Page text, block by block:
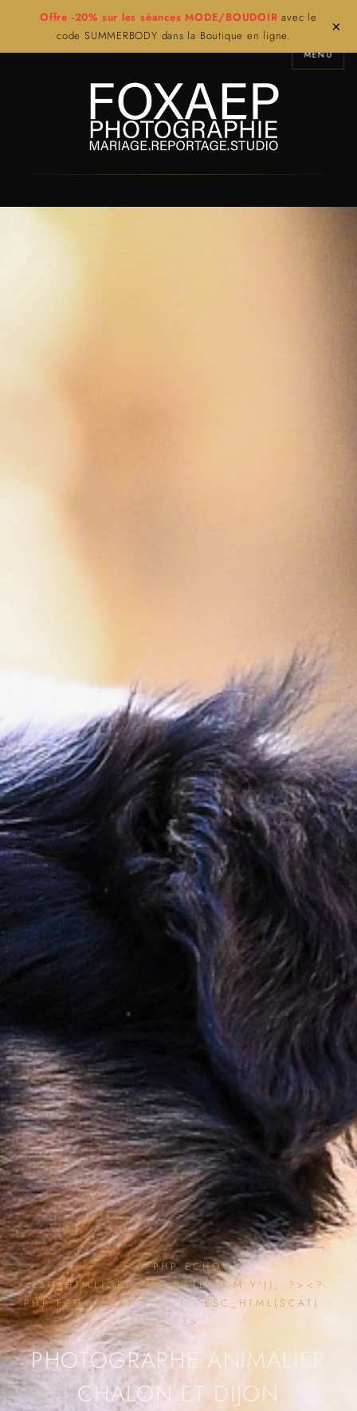
Offre -20% sur les séances MODE/BOUDOIR avec le
code SUMMERBODY dans la Boutique en ligne.
×
MENU
<?PHP ECHO
ESC_HTML(GET_THE_DATE('D.M.Y')); ?><?
PHP ECHO $CAT ? ' · ' . ESC_HTML($CAT) :
''; ?>
PHOTOGRAPHE ANIMALIER
CHALON ET DIJON